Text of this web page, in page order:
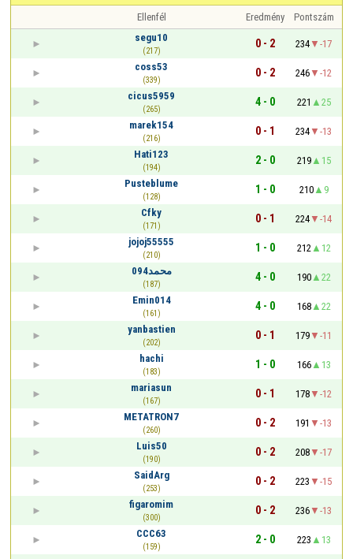
Ellenfél Eredmény
Pontszám
segu10
(217)
0 - 2 234
-17
coss53
(339)
0 - 2 246
-12
cicus5959
(265)
4 - 0 221
25
marek154
(216)
0 - 1 234
-13
Hati123
(194)
2 - 0 219
15
Pusteblume
(128)
1 - 0 210
9
Cfky
(171)
0 - 1 224
-14
jojoj55555
(210)
1 - 0 212
12
محمد094
(187)
4 - 0 190
22
Emin014
(161)
4 - 0 168
22
yanbastien
(202)
0 - 1 179
-11
hachi
(183)
1 - 0 166
13
mariasun
(167)
0 - 1 178
-12
METATRON7
(260)
0 - 2 191
-13
Luis50
(190)
0 - 2 208
-17
SaidArg
(253)
0 - 2 223
-15
figaromim
(300)
0 - 2 236
-13
CCC63
(159)
2 - 0 223
13